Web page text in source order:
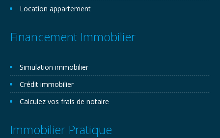
Location appartement
Financement Immobilier
Simulation immobilier
Crédit immobilier
Calculez vos frais de notaire
Immobilier Pratique